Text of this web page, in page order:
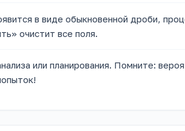
в виде обыкновенной дроби,
очистит все поля.
или планирования. Помните: